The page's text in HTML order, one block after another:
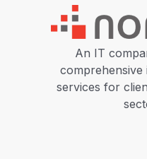
An IT
comprehensive
services for